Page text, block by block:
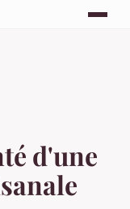
d'une